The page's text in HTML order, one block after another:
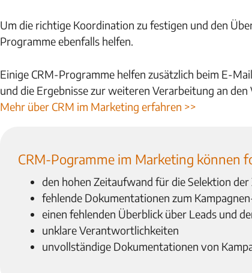
Um die richtige Koordination zu festigen und den
Programme ebenfalls helfen.
Einige CRM-Programme helfen zusätzlich beim E-
und die Ergebnisse zur weiteren Verarbeitung an
Mehr über CRM im Marketing erfahren >>
CRM-Pogramme im Marketing können
den hohen Zeitaufwand für die Selektion
fehlende Dokumentationen zum
einen fehlenden Überblick über Leads und
unklare Verantwortlichkeiten
unvollständige Dokumentationen von